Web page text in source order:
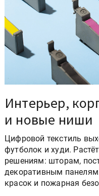
Интерьер,
и новые ниши
Цифровой текстиль
футболок и худи.
решениям: шторам,
декоративным
красок и пожарная